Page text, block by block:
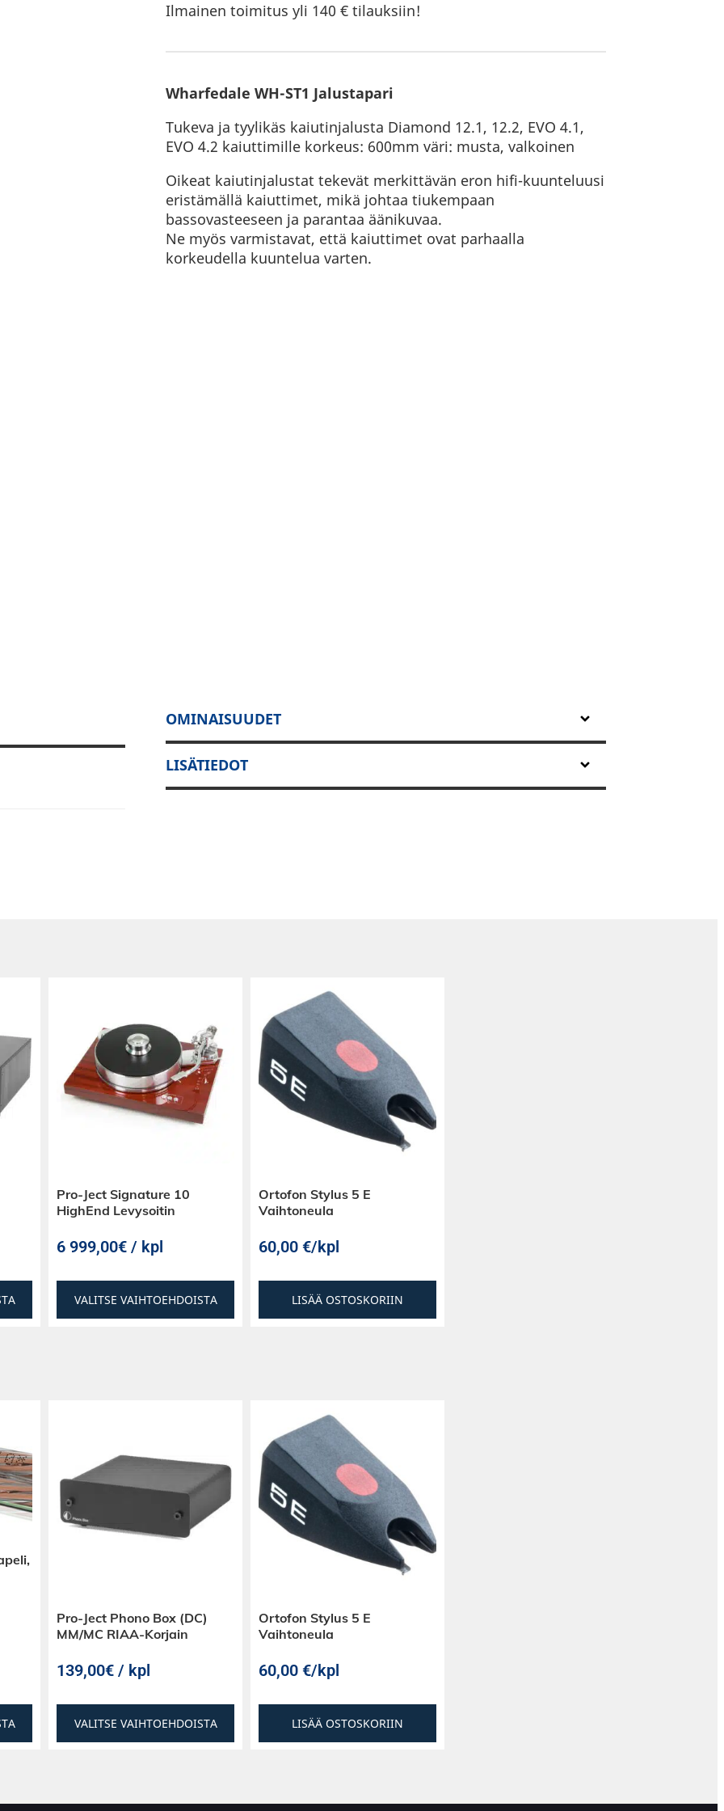
Ilmainen toimitus yli 140 € tilauksiin!
Wharfedale WH-ST1 Jalustapari
Tukeva ja tyylikäs kaiutinjalusta Diamond 12.1, 12.2, EVO 4.1,
EVO 4.2 kaiuttimille korkeus: 600mm väri: musta, valkoinen
Oikeat kaiutinjalustat tekevät merkittävän eron hifi-kuunteluusi
eristämällä kaiuttimet, mikä johtaa tiukempaan
bassovasteeseen ja parantaa äänikuvaa.
Ne myös varmistavat, että kaiuttimet ovat parhaalla
korkeudella kuuntelua varten.
pienikokoisille
jalusta on
vähentää
ST-1: ssä on
voidaan
kaikkia
ja akustisesti.
OMINAISUUDET
LISÄTIEDOT
Pro-Ject Signature 10
HighEnd Levysoitin
6 999,00€ / kpl
VALITSE VAIHTOEHDOISTA
Ortofon Stylus 5 E
Vaihtoneula
60,00 €/kpl
LISÄÄ OSTOSKORIIN
Pro-Ject Phono Box (DC)
MM/MC RIAA-Korjain
139,00€ / kpl
VALITSE VAIHTOEHDOISTA
Ortofon Stylus 5 E
Vaihtoneula
60,00 €/kpl
LISÄÄ OSTOSKORIIN